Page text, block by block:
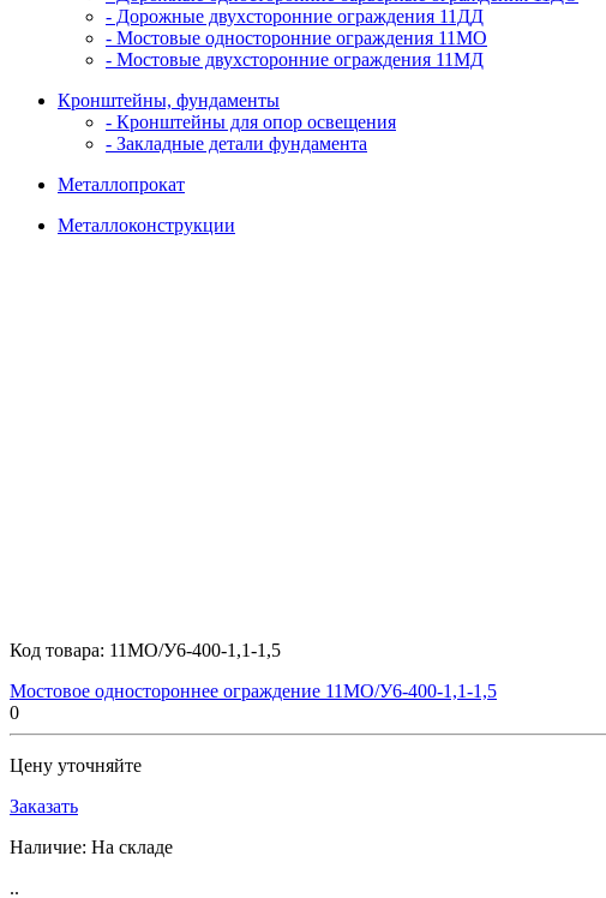
- Дорожные двухсторонние ограждения 11ДД
- Мостовые односторонние ограждения 11МО
- Мостовые двухсторонние ограждения 11МД
Кронштейны, фундаменты
- Кронштейны для опор освещения
- Закладные детали фундамента
Металлопрокат
Металлоконструкции
Код товара: 11МО/У6-400-1,1-1,5
Мостовое одностороннее ограждение 11МО/У6-400-1,1-1,5
0
Цену уточняйте
Заказать
Наличие: На складе
..